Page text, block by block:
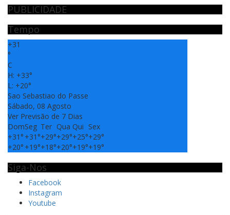
PUBLICIDADE
Tempo
+31
°
C
H: +33°
L: +20°
Sao Sebastiao do Passe
Sábado, 08 Agosto
Ver Previsão de 7 Dias
DomSeg Ter Qua Qui Sex
+31° +31°+29°+29°+25°+29°
+20° +19°+18°+20°+19°+19°
Siga-Nos
Facebook
Instagram
Youtube